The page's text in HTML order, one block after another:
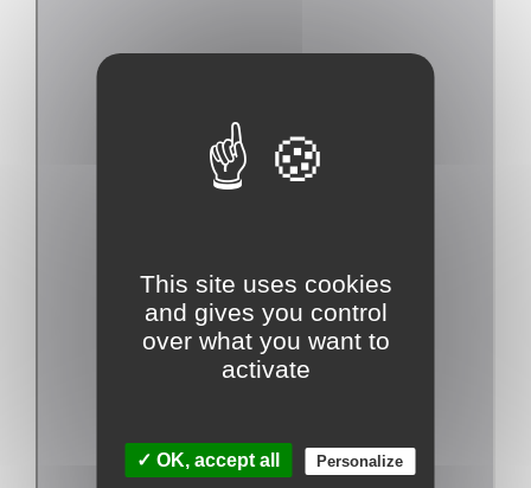
This site uses cookies
and gives you control
over what you want to
activate
✓ OK, accept all Personalize